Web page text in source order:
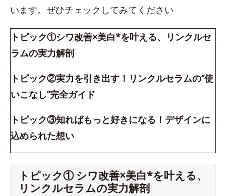
います。ぜひチェックしてみてください
トピック①シワ改善×美白*を叶える、リンクルセ
ラムの実力解剖
トピック②実力を引き出す！リンクルセラムの“使
いこなし”完全ガイド
トピック③知ればもっと好きになる！デザインに
込められた想い
トピック① シワ改善×美白*を叶える、
リンクルセラムの実力解剖